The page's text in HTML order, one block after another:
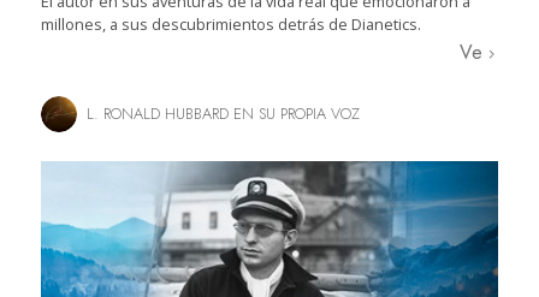
millones, a sus descubrimientos detrás de Dianetics.
Ve
L. RONALD HUBBARD EN SU PROPIA VOZ